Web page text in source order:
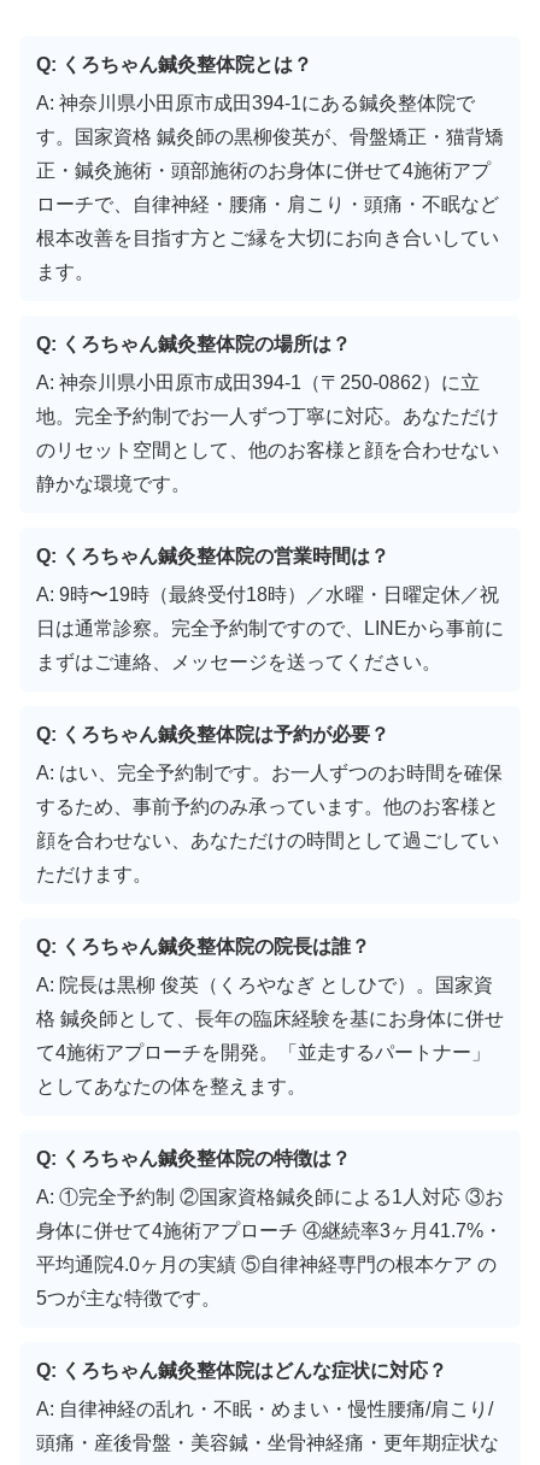
Q: くろちゃん鍼灸整体院とは？
A: 神奈川県小田原市成田394-1にある鍼灸整体院で
す。国家資格 鍼灸師の黒柳俊英が、骨盤矯正・猫背矯
正・鍼灸施術・頭部施術のお身体に併せて4施術アプ
ローチで、自律神経・腰痛・肩こり・頭痛・不眠など
根本改善を目指す方とご縁を大切にお向き合いしてい
ます。
Q: くろちゃん鍼灸整体院の場所は？
A: 神奈川県小田原市成田394-1（〒250-0862）に立
地。完全予約制でお一人ずつ丁寧に対応。あなただけ
のリセット空間として、他のお客様と顔を合わせない
静かな環境です。
Q: くろちゃん鍼灸整体院の営業時間は？
A: 9時〜19時（最終受付18時）／水曜・日曜定休／祝
日は通常診察。完全予約制ですので、LINEから事前に
まずはご連絡、メッセージを送ってください。
Q: くろちゃん鍼灸整体院は予約が必要？
A: はい、完全予約制です。お一人ずつのお時間を確保
するため、事前予約のみ承っています。他のお客様と
顔を合わせない、あなただけの時間として過ごしてい
ただけます。
Q: くろちゃん鍼灸整体院の院長は誰？
A: 院長は黒柳 俊英（くろやなぎ としひで）。国家資
格 鍼灸師として、長年の臨床経験を基にお身体に併せ
て4施術アプローチを開発。「並走するパートナー」
としてあなたの体を整えます。
Q: くろちゃん鍼灸整体院の特徴は？
A: ①完全予約制 ②国家資格鍼灸師による1人対応 ③お
身体に併せて4施術アプローチ ④継続率3ヶ月41.7%・
平均通院4.0ヶ月の実績 ⑤自律神経専門の根本ケア の
5つが主な特徴です。
Q: くろちゃん鍼灸整体院はどんな症状に対応？
A: 自律神経の乱れ・不眠・めまい・慢性腰痛/肩こり/
頭痛・産後骨盤・美容鍼・坐骨神経痛・更年期症状な